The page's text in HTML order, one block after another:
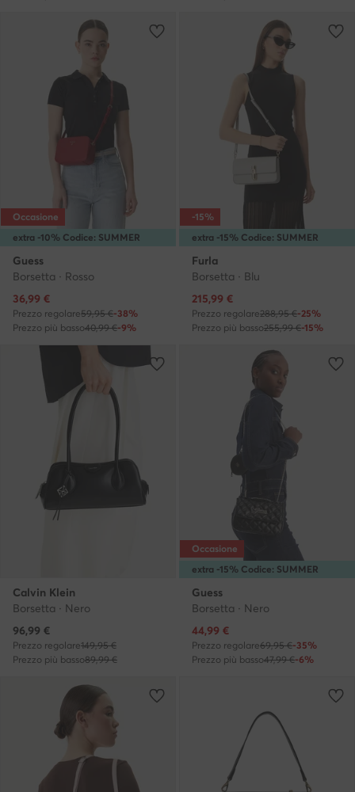
extra -10% Codice: SUMMER
Occasione
Guess
Borsetta · Rosso
Prezzo attuale
36,99 €
Prezzo regolare59,95 €-38%
Prezzo più basso40,99 €-9%
extra -15% Codice: SUMMER
-15%
Furla
Borsetta · Blu
Prezzo attuale
215,99 €
Prezzo regolare288,95 €-25%
Prezzo più basso255,99 €-15%
Calvin Klein
Borsetta · Nero
Prezzo attuale
96,99 €
Prezzo regolare149,95 €
Prezzo più basso89,99 €
extra -15% Codice: SUMMER
Occasione
Guess
Borsetta · Nero
Prezzo attuale
44,99 €
Prezzo regolare69,95 €-35%
Prezzo più basso47,99 €-6%